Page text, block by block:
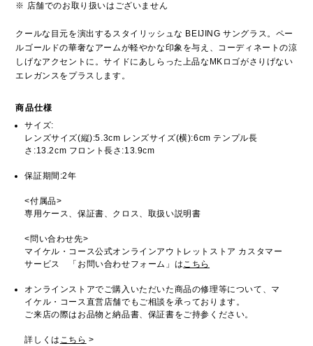
※ 店舗でのお取り扱いはございません
クールな目元を演出するスタイリッシュな BEIJING サングラス。ペー
ルゴールドの華奢なアームが軽やかな印象を与え、コーディネートの涼
しげなアクセントに。サイドにあしらった上品なMKロゴがさりげない
エレガンスをプラスします。
商品仕様
サイズ:
レンズサイズ(縦):5.3cm レンズサイズ(横):6cm テンプル長
さ:13.2cm フロント長さ:13.9cm
保証期間:2年
<付属品>
専用ケース、保証書、クロス、取扱い説明書
<問い合わせ先>
マイケル・コース公式オンラインアウトレットストア カスタマー
サービス 「お問い合わせフォーム」はこちら
オンラインストアでご購入いただいた商品の修理等について、マ
イケル・コース直営店舗でもご相談を承っております。
ご来店の際はお品物と納品書、保証書をご持参ください。
詳しくは こちら >